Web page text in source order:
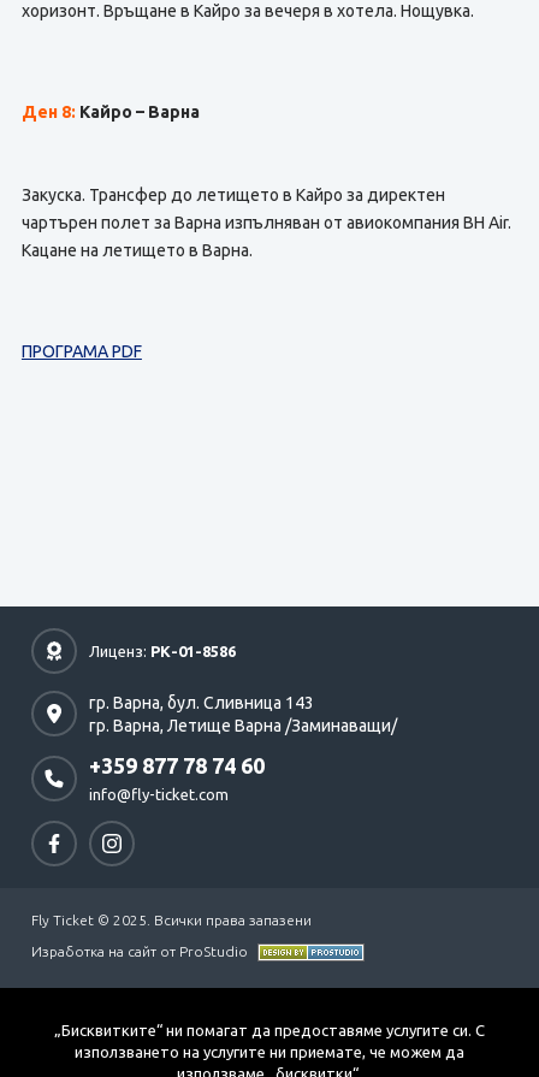
хоризонт. Връщане в Кайро за вечеря в хотела. Нощувка.
Ден 8: Кайро – Варна
Закуска. Трансфер до летището в Кайро за директен
чартърен полет за Варна изпълняван от авиокомпания BH Air.
Кацане на летището в Варна.
ПРОГРАМА PDF
Лиценз: РК-01-8586
гр. Варна, бул. Сливница 143
гр. Варна, Летище Варна /Заминаващи/
+359 877 78 74 60
info@fly-ticket.com
Fly Ticket © 2025. Всички права запазени
Изработка на сайт от ProStudio
„Бисквитките“ ни помагат да предоставяме услугите си. С
използването на услугите ни приемате, че можем да
използваме „бисквитки“.